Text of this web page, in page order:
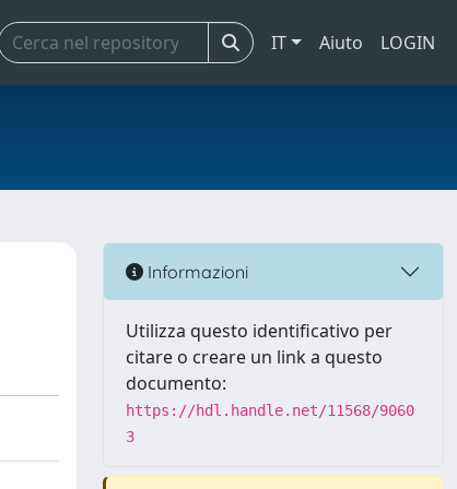
IT Aiuto LOGIN
Informazioni
Utilizza questo identificativo per
citare o creare un link a questo
documento:
https://hdl.handle.net/11568/9060
3